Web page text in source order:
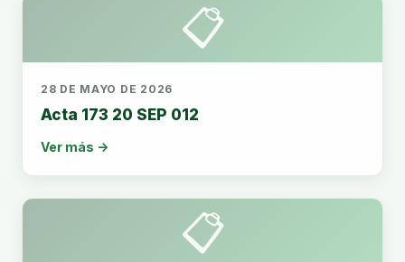
📋
28 DE MAYO DE 2026
Acta 173 20 SEP 012
Ver más →
📋